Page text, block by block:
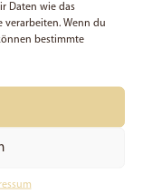
Daten wie das
verarbeiten. Wenn du
bestimmte